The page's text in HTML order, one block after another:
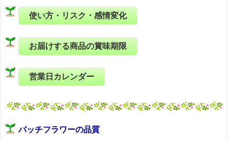
使い方・リスク・感情変化
お届けする商品の賞味期限
営業日カレンダー
バッチフラワーの品質